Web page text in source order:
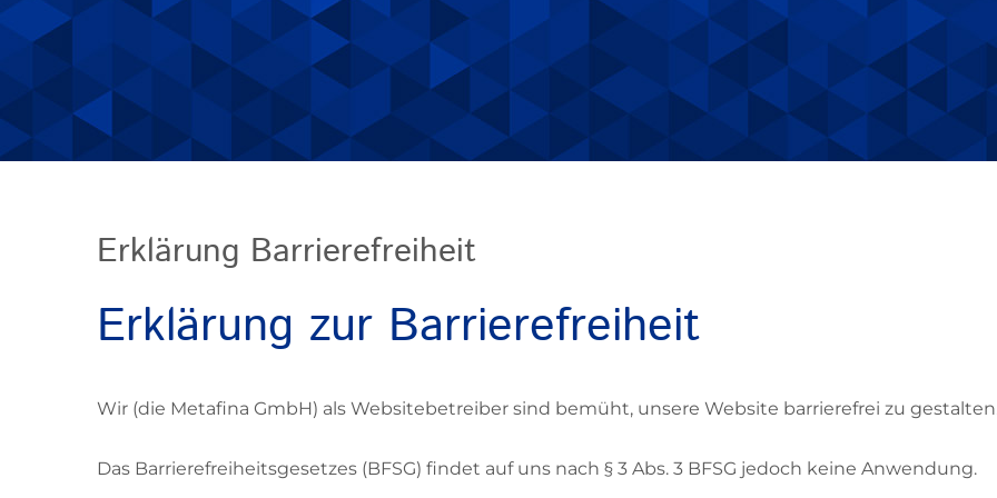
Erklärung Barrierefreiheit
Erklärung zur Barrierefreiheit
Wir (die Metafina GmbH) als Websitebetreiber sind bemüht, unsere Website barrierefrei zu
Das Barrierefreiheitsgesetzes (BFSG) findet auf uns nach § 3 Abs. 3 BFSG jedoch keine Anwendung.